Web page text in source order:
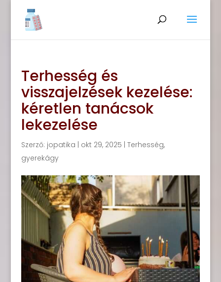
Terhesség és
visszajelzések kezelése:
kéretlen tanácsok
lekezelése
Szerző: jopatika okt 29, 2025 Terhesség,
gyerekágy